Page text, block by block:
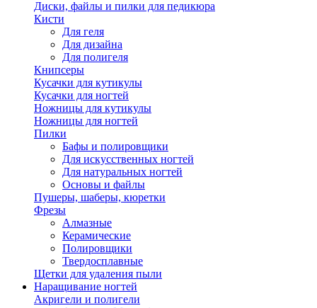
Диски, файлы и пилки для педикюра
Кисти
Для геля
Для дизайна
Для полигеля
Книпсеры
Кусачки для кутикулы
Кусачки для ногтей
Ножницы для кутикулы
Ножницы для ногтей
Пилки
Бафы и полировщики
Для искусственных ногтей
Для натуральных ногтей
Основы и файлы
Пушеры, шаберы, кюретки
Фрезы
Алмазные
Керамические
Полировщики
Твердосплавные
Щетки для удаления пыли
Наращивание ногтей
Акригели и полигели